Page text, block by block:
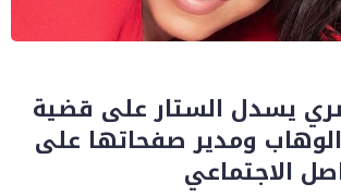
يسدل الستار على قضية
ومدير صفحاتها على
الاجتماعي